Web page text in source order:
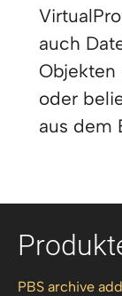
auch
Objekten
oder
aus dem
PBS archive